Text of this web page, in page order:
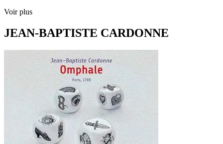
Voir plus
JEAN-BAPTISTE CARDONNE